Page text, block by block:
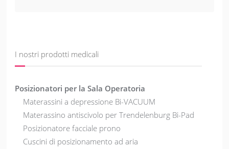
I nostri prodotti medicali
Posizionatori per la Sala Operatoria
Materassini a depressione Bi-VACUUM
Materassino antiscivolo per Trendelenburg Bi-Pad
Posizionatore facciale prono
Cuscini di posizionamento ad aria